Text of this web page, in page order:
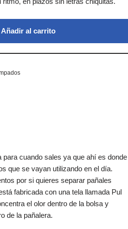
Añadir al carrito
cuando sales ya que ahí es donde
que se vayan utilizando en el día.
por si quieres separar pañales
fabricada con una tela llamada Pul
el olor dentro de la bolsa y
de la pañalera.